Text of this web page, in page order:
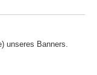
unseres Banners.